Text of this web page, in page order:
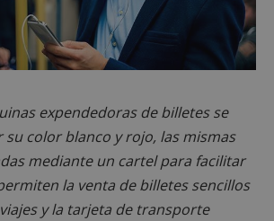
expendedoras de billetes se
color blanco y rojo, las mismas
mediante un cartel para facilitar
la venta de billetes sencillos
y la tarjeta de transporte